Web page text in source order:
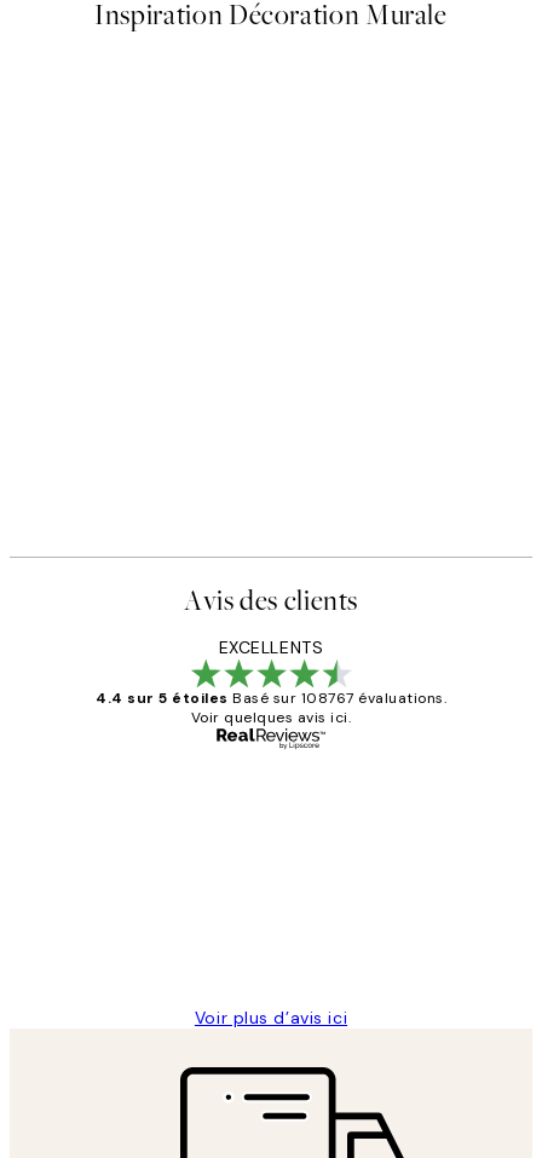
Inspiration Décoration Murale
Avis des clients
EXCELLENTS
4.4 sur 5 étoiles Basé sur 108767 évaluations.
Voir quelques avis ici.
Voir plus d’avis ici